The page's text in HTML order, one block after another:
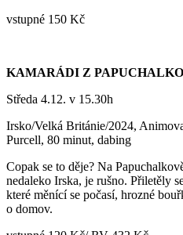
vstupné 150 Kč
KAMARÁDI Z
Středa 4.12. v 15.30h
Irsko/Velká Británie/2024,
Purcell, 80 minut, dabing
Copak se to děje? Na
nedaleko Irska, je rušno. Přiletěly
které měnící se počasí, hrozné
o domov.